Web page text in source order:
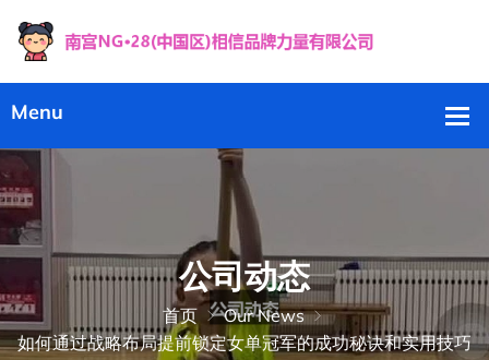
公司动态
首页
Our News
如何通过战略布局提前锁定女单冠军的成功秘诀和实用技巧